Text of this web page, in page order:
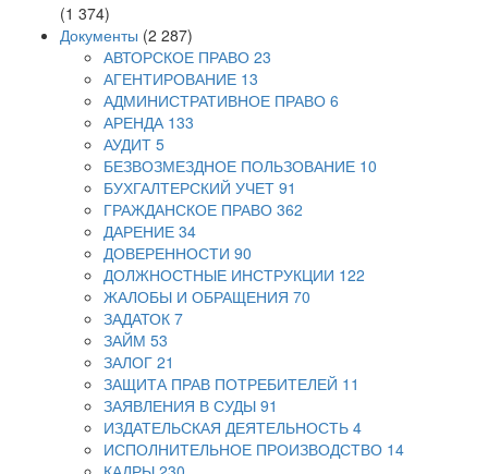
(1 374)
Документы (2 287)
АВТОРСКОЕ ПРАВО 23
АГЕНТИРОВАНИЕ 13
АДМИНИСТРАТИВНОЕ ПРАВО 6
АРЕНДА 133
АУДИТ 5
БЕЗВОЗМЕЗДНОЕ ПОЛЬЗОВАНИЕ 10
БУХГАЛТЕРСКИЙ УЧЕТ 91
ГРАЖДАНСКОЕ ПРАВО 362
ДАРЕНИЕ 34
ДОВЕРЕННОСТИ 90
ДОЛЖНОСТНЫЕ ИНСТРУКЦИИ 122
ЖАЛОБЫ И ОБРАЩЕНИЯ 70
ЗАДАТОК 7
ЗАЙМ 53
ЗАЛОГ 21
ЗАЩИТА ПРАВ ПОТРЕБИТЕЛЕЙ 11
ЗАЯВЛЕНИЯ В СУДЫ 91
ИЗДАТЕЛЬСКАЯ ДЕЯТЕЛЬНОСТЬ 4
ИСПОЛНИТЕЛЬНОЕ ПРОИЗВОДСТВО 14